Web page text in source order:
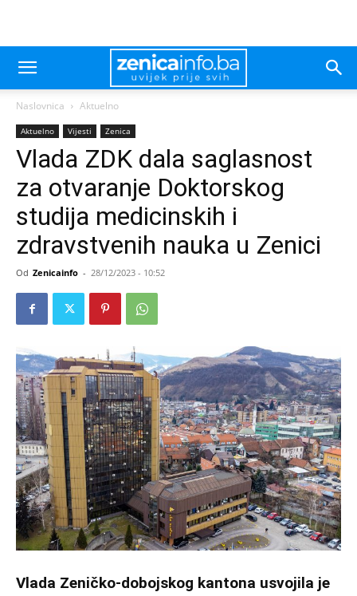
Naslovnica Aktuelno
Aktuelno Vijesti Zenica
Vlada ZDK dala saglasnost
za otvaranje Doktorskog
studija medicinskih i
zdravstvenih nauka u Zenici
Od Zenicainfo - 28/12/2023 - 10:52
Vlada Zeničko-dobojskog kantona usvojila je